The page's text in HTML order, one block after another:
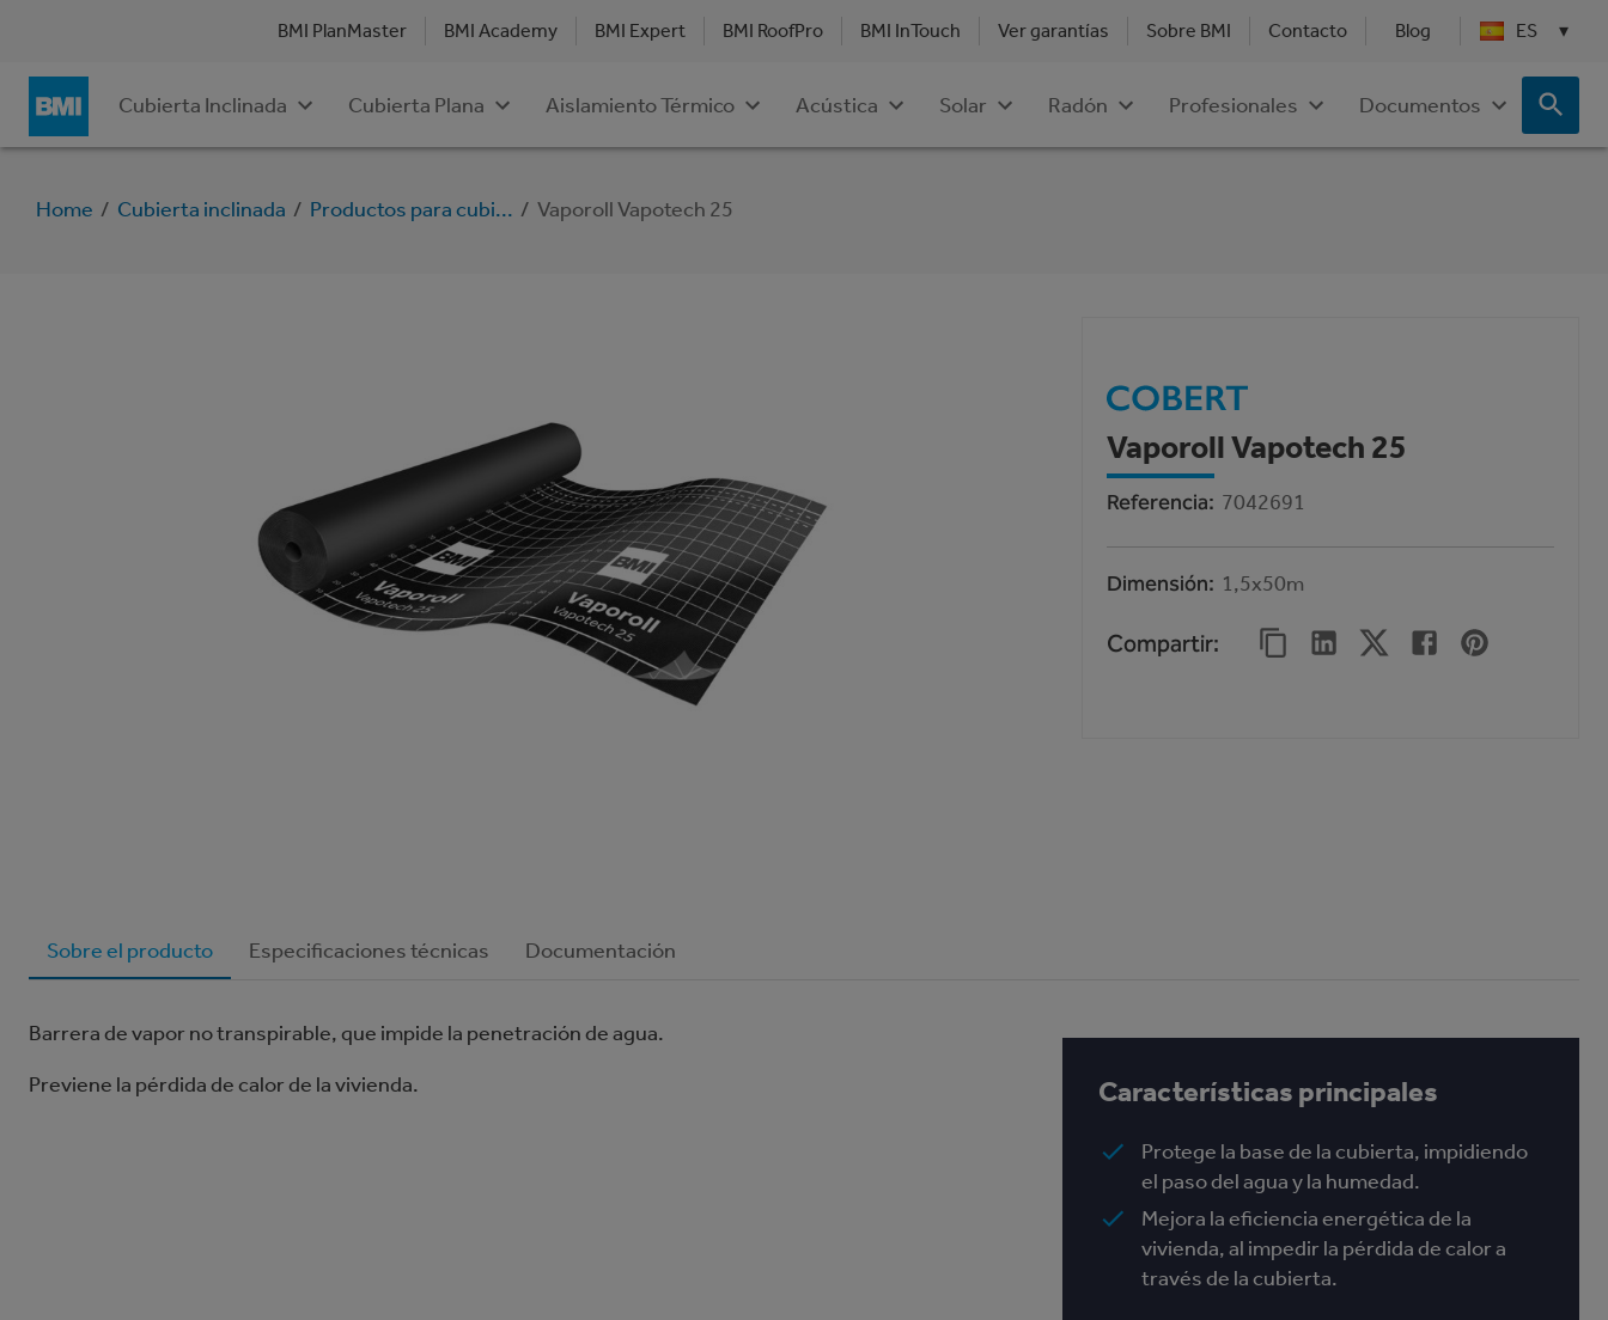
BMI PlanMaster BMI Academy BMI Expert BMI RoofPro BMI InTouch Ver garantías Sobre BMI Contacto Blog ES ▾
Cubierta Inclinada Cubierta Plana Aislamiento Térmico Acústica Solar Radón Profesionales Documentos
Home / Cubierta inclinada / Productos para cubi... / Vaporoll Vapotech 25
Vaporoll Vapotech 25
Referencia 7042691
Dimensión 1,5x50m
Compartir:
Sobre el producto Especificaciones técnicas Documentación
Barrera de vapor no transpirable, que impide la penetración de agua.
Previene la pérdida de calor de la vivienda.
Características principales
Protege la base de la cubierta, impidiendo
el paso del agua y la humedad.
Mejora la eficiencia energética de la
vivienda, al impedir la pérdida de calor a
través de la cubierta.